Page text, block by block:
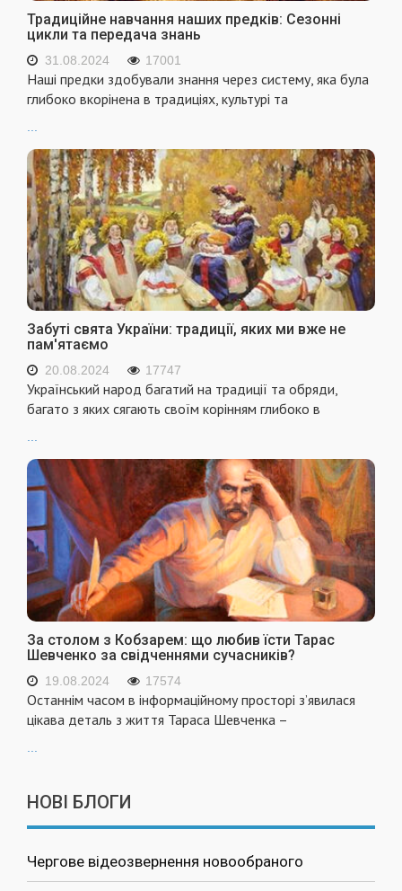
Традиційне навчання наших предків: Сезонні
цикли та передача знань
31.08.2024 17001
Наші предки здобували знання через систему, яка була
глибоко вкорінена в традиціях, культурі та
Забуті свята України: традиції, яких ми вже не
пам'ятаємо
20.08.2024 17747
Український народ багатий на традиції та обряди,
багато з яких сягають своїм корінням глибоко в
...
За столом з Кобзарем: що любив їсти Тарас
Шевченко за свідченнями сучасників?
19.08.2024 17574
Останнім часом в інформаційному просторі з’явилася
цікава деталь з життя Тараса Шевченка –
НОВІ БЛОГИ
Чергове відеозвернення новообраного